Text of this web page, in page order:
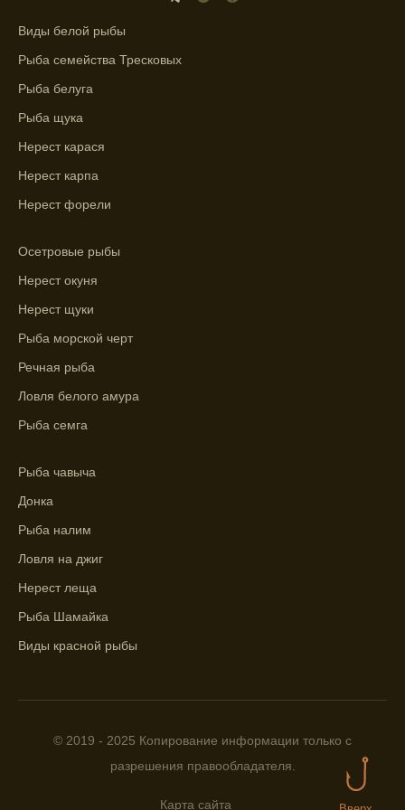
погоды.
Выберите лучшее время для рыбной
ловли в разных водоемах, опираясь на
прогноз клева.
Зависимость активности рыбы от
Лучше всего ловить рыбу в период
представление о том, когда и где клюет
рыба.
Находите ближайшие водоемы для ловли с
помощью прогноза клева.
для рыбной ловли, согласно прогнозу
Прогноз клева помогает определить
лучшие условия для успешной рыбалки.
Календарь рыболова включает в себя
прогнозы клева на разные дни года.
Приложение для рыболовов
Прогноз клева учитывает погодные
условия и фазы луны для более точных
Виды белой рыбы
Рыба семейства Тресковых
Рыба белуга
Рыба щука
Нерест карася
Нерест карпа
Нерест форели
Осетровые рыбы
Нерест окуня
Нерест щуки
Рыба морской черт
Речная рыба
Ловля белого амура
Рыба семга
Рыба чавыча
Донка
Рыба налим
Ловля на джиг
Нерест леща
Рыба Шамайка
Виды красной рыбы
© 2019 - 2025 Копирование информации только с
разрешения правообладателя.
Карта сайта